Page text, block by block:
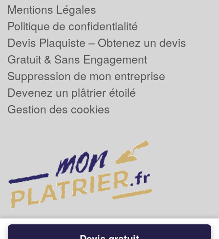
Mentions Légales
Politique de confidentialité
Devis Plaquiste – Obtenez un devis
Gratuit & Sans Engagement
Suppression de mon entreprise
Devenez un plâtrier étoilé
Gestion des cookies